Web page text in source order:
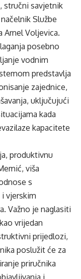
stručni savjetnik
Službe
Arnel Voljevica.
posebno
vodnim
predstavlja
zajednice,
uključujući
kada
kapacitete
produktivnu
viša
s
vjerskim
Važno je naglasiti
vrijedan
prijedlozi,
poslužit će za
priručnika
i